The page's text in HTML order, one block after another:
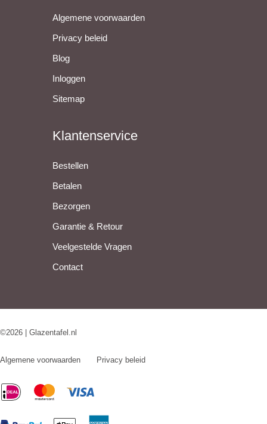
Algemene voorwaarden
Privacy beleid
Blog
Inloggen
Sitemap
Klantenservice
Bestellen
Betalen
Bezorgen
Garantie & Retour
Veelgestelde Vragen
Contact
©2026 | Glazentafel.nl
Algemene voorwaarden Privacy beleid